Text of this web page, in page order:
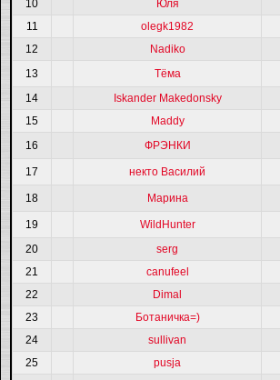
10
Юля
11
olegk1982
12
Nadiko
13
Тёма
14
Iskander Makedonsky
15
Maddy
16
ФРЭНКИ
17 некто Василий
18 Марина
19 WildHunter
20
serg
21
canufeel
22
Dimal
23
Ботаничка=)
24
sullivan
25
pusja